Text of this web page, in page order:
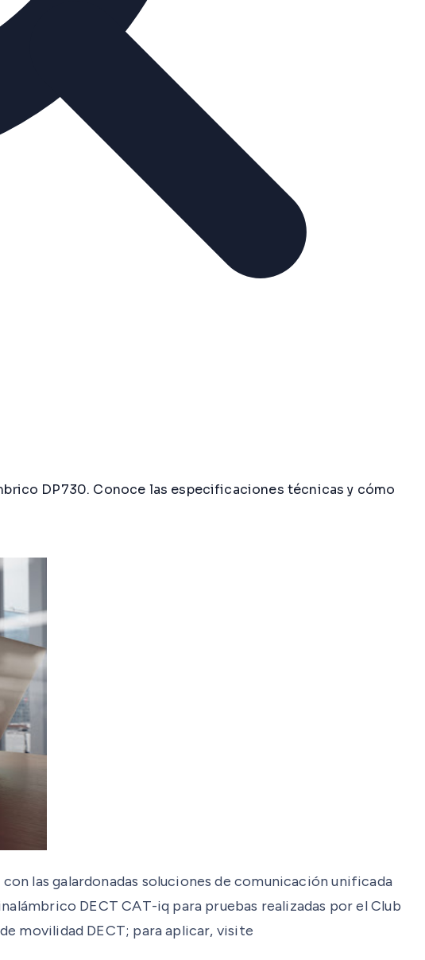
DP730. Conoce las especificaciones técnicas y cómo
las galardonadas soluciones de comunicación unificada
DECT CAT-iq para pruebas realizadas por el Club
movilidad DECT; para aplicar, visite